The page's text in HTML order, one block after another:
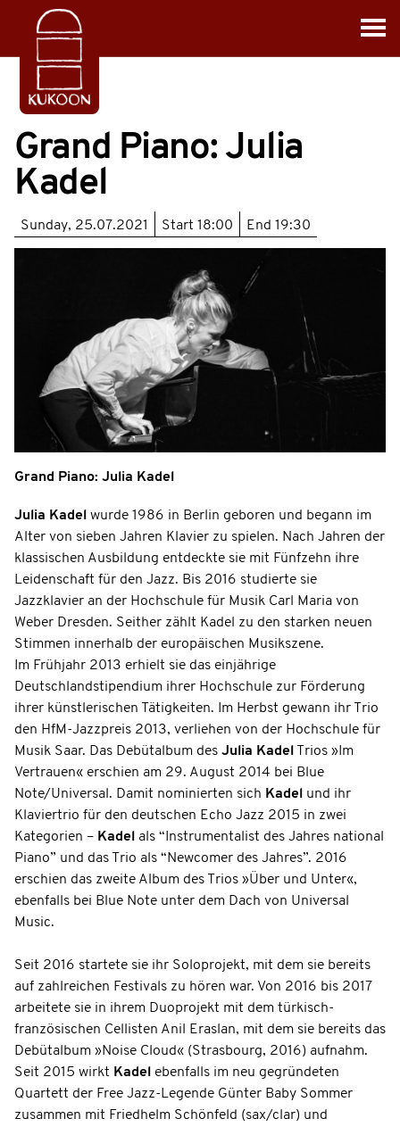
Grand Piano: Julia
Kadel
Sunday, 25.07.2021 Start 18:00 End 19:30
Grand Piano: Julia Kadel
Julia Kadel wurde 1986 in Berlin geboren und begann im
Alter von sieben Jahren Klavier zu spielen. Nach Jahren der
klassischen Ausbildung entdeckte sie mit Fünfzehn ihre
Leidenschaft für den Jazz. Bis 2016 studierte sie
Jazzklavier an der Hochschule für Musik Carl Maria von
Weber Dresden. Seither zählt Kadel zu den starken neuen
Stimmen innerhalb der europäischen Musikszene.
Im Frühjahr 2013 erhielt sie das einjährige
Deutschlandstipendium ihrer Hochschule zur Förderung
ihrer künstlerischen Tätigkeiten. Im Herbst gewann ihr Trio
den HfM-Jazzpreis 2013, verliehen von der Hochschule für
Musik Saar. Das Debütalbum des Julia Kadel
Trios »Im
Vertrauen« erschien am 29. August 2014 bei Blue
Note/Universal. Damit nominierten sich Kadel und ihr
Klaviertrio für den deutschen Echo Jazz 2015 in zwei
Kategorien – Kadel als “Instrumentalist des Jahres national
Piano” und das Trio als “Newcomer des Jahres”. 2016
erschien das zweite Album des Trios »Über und Unter«,
ebenfalls bei Blue Note unter dem Dach von Universal
Music.
Seit 2016 startete sie ihr Soloprojekt, mit dem sie bereits
auf zahlreichen Festivals zu hören war. Von 2016 bis 2017
arbeitete sie in ihrem Duoprojekt mit dem türkisch-
französischen Cellisten Anil Eraslan, mit dem sie bereits das
Debütalbum »Noise Cloud« (Strasbourg, 2016) aufnahm.
Seit 2015 wirkt Kadel ebenfalls im neu gegründeten
Quartett der Free Jazz-Legende Günter Baby Sommer
zusammen mit Friedhelm Schönfeld (sax/clar) und